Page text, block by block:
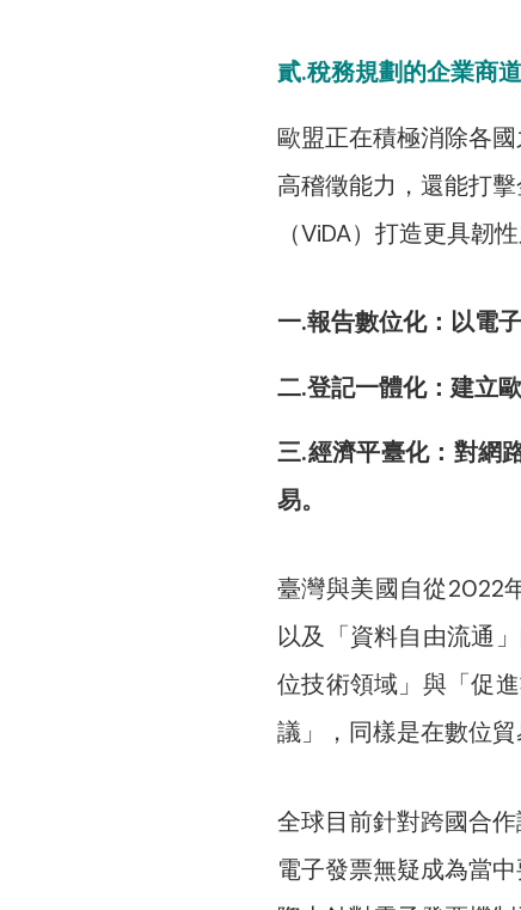
貳.稅務規劃的企業商道
歐盟正在積極消除各
高稽徵能力，還能打
（ViDA）打造更具韌
一.報告數位化：以電
二.登記一體化：建立
三.經濟平臺化：對網
易。
臺灣與美國自從2022
以及「資料自由流通
位技術領域」與「促
議」，同樣是在數位貿
全球目前針對跨國合
電子發票無疑成為當